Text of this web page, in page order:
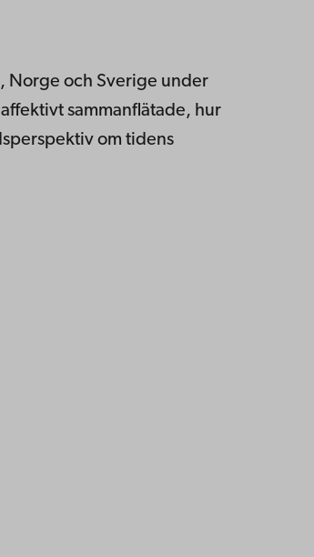
Norge och Sverige under
sammanflätade, hur
om tidens